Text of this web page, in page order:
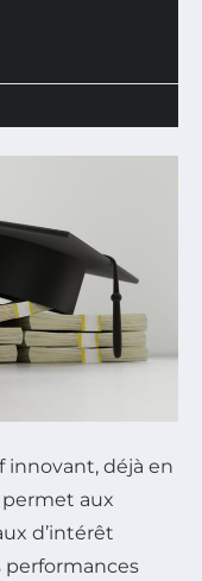
innovant, déjà en
permet aux
d’intérêt
performances